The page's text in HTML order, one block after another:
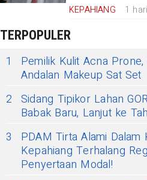
KEPAHIANG 1 hari
TERPOPULER
1
Pemilik Kulit Acna
Andalan Makeup Sat Set
2 Sidang Tipikor Lahan
Babak Baru, Lanjut ke
3
PDAM Tirta Alami Dalam
Kepahiang Terhalang
Penyertaan Modal!